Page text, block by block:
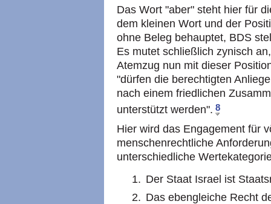
Das Wort "aber" steht hier für
dem kleinen Wort und der
ohne Beleg behauptet, BDS
Es mutet schließlich zynisch
Atemzug nun mit dieser
"dürfen die berechtigten
nach einem friedlichen
unterstützt werden". 8
Hier wird das Engagement für
menschenrechtliche
unterschiedliche
Der Staat Israel ist
Das ebengleiche Recht